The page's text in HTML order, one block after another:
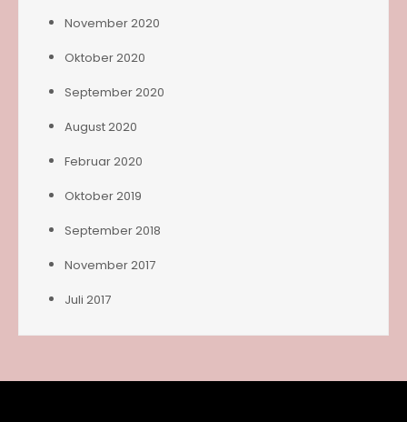
November 2020
Oktober 2020
September 2020
August 2020
Februar 2020
Oktober 2019
September 2018
November 2017
Juli 2017